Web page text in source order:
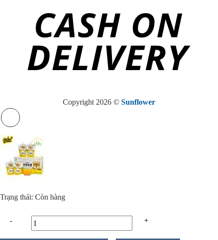
Copyright 2026 © Sunflower
Trạng thái: Còn hàng